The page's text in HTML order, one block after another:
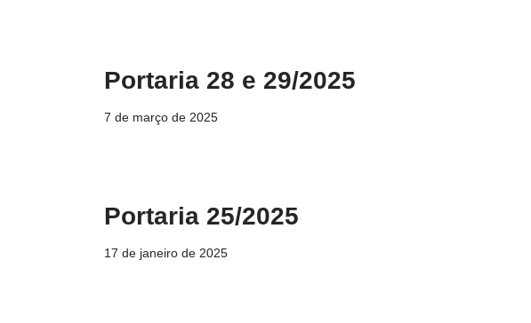
Portaria 28 e 29/2025
7 de março de 2025
Portaria 25/2025
17 de janeiro de 2025